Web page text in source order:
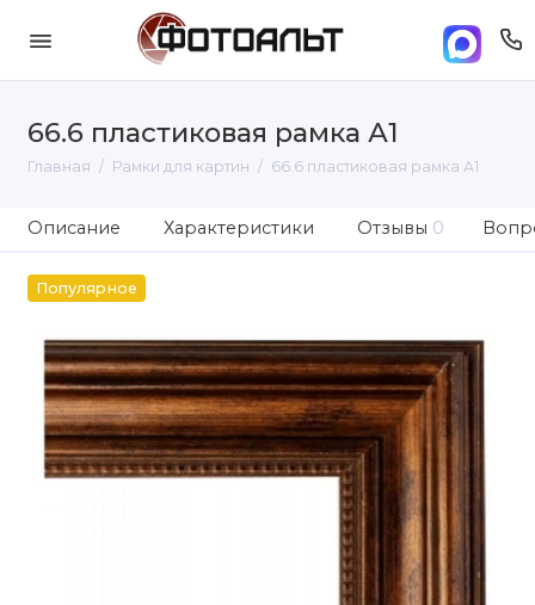
66.6 пластиковая рамка А1
Главная Рамки для картин 66.6 пластиковая рамка А1
Описание Характеристики Отзывы 0
Популярное